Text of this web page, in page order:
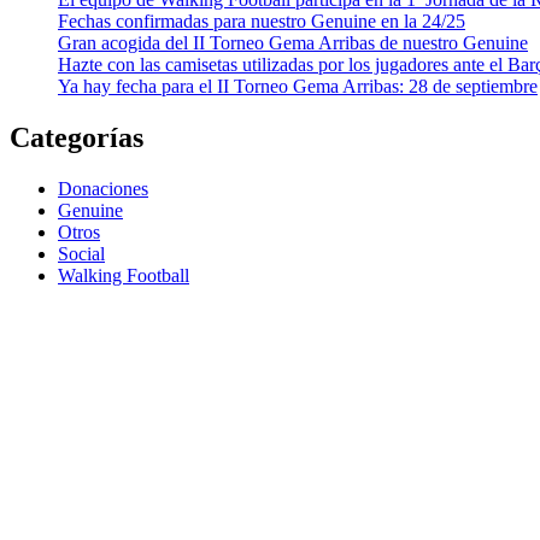
Fechas confirmadas para nuestro Genuine en la 24/25
Gran acogida del II Torneo Gema Arribas de nuestro Genuine
Hazte con las camisetas utilizadas por los jugadores ante el
Ya hay fecha para el II Torneo Gema Arribas: 28 de septiembre
Categorías
Donaciones
Genuine
Otros
Social
Walking Football